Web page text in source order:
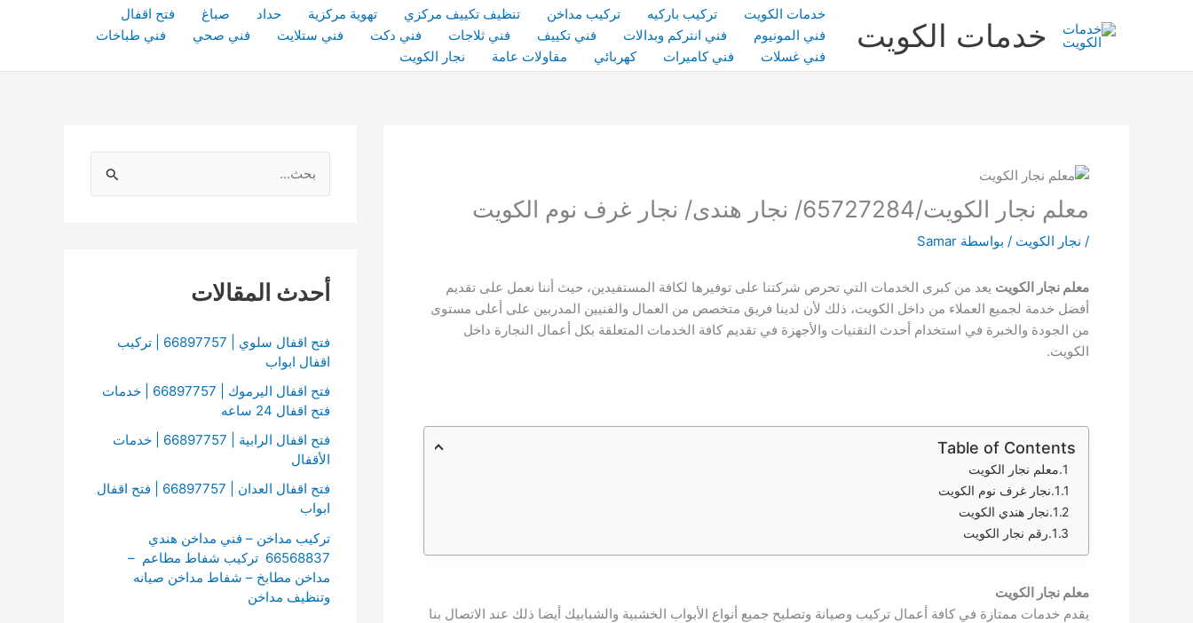
خدمات الكويت
خدمات الكويت تركيب باركيه تركيب مداخن تنظيف تكييف مركزي تهوية مركزية حداد صباغ
فتح اقفال
فني المونيوم
فني انتركم وبدالات فني تكييف فني ثلاجات فني دكت فني ستلايت فني صحي
فني طباخات
فني غسلات
فني كاميرات كهربائي مقاولات عامة نجار الكويت
معلم نجار الكويت/65727284/ نجار هندى/ نجار غرف نوم الكويت
/ نجار الكويت / بواسطة Samar
معلم نجار الكويت يعد من كبرى الخدمات التي تحرص شركتنا على توفيرها لكافة المستفيدين، حيث أننا نعمل على تقديم
أفضل خدمة لجميع العملاء من داخل الكويت، ذلك لأن لدينا فريق متخصص من العمال والفنيين المدربين على أعلى مستوى
من الجودة والخبرة في استخدام أحدث التقنيات والأجهزة في تقديم كافة الخدمات المتعلقة بكل أعمال النجارة داخل
الكويت.
Table of Contents
معلم نجار الكويت
نجار غرف نوم الكويت
نجار هندي الكويت
رقم نجار الكويت
معلم نجار الكويت
يقدم خدمات ممتازة في كافة أعمال تركيب وصيانة وتصليح جميع أنواع الأبواب الخشبية والشبابيك أيضا ذلك عند الاتصال بنا
ث
ن
:
أحدث المقالات
فتح اقفال سلوي | 66897757 | تركيب
اقفال ابواب
فتح اقفال اليرموك | 66897757 | خدمات
فتح اقفال 24 ساعه
فتح اقفال الرابية | 66897757 | خدمات
الأقفال
فتح اقفال العدان | 66897757 | فتح اقفال
ابواب
تركيب مداخن – فني مداخن هندي
66568837 تركيب شفاط مطاعم –
مداخن مطابخ – شفاط مداخن صيانه
وتنظيف مداخن